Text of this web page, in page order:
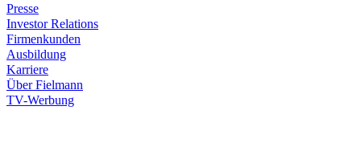
Presse
Investor Relations
Firmenkunden
Ausbildung
Karriere
Über Fielmann
TV-Werbung